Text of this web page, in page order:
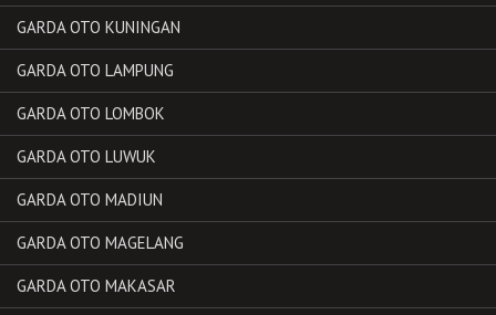
GARDA OTO KUNINGAN
GARDA OTO LAMPUNG
GARDA OTO LOMBOK
GARDA OTO LUWUK
GARDA OTO MADIUN
GARDA OTO MAGELANG
GARDA OTO MAKASAR